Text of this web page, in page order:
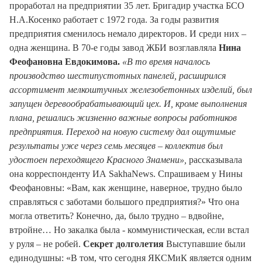
проработал на предприятии 35 лет. Бригадир участка БСО
Н.А.Косенко работает с 1972 года. За годы развития
предприятия сменилось немало директоров. И среди них –
одна женщина. В 70-е годы завод ЖБИ возглавляла Нина
Феофановна Евдокимова. «В то время началось
производство шестипустотных панелей, расширился
ассортимент мелкоштучных железобетонных изделий, был
запущен деревообрабатывающий цех. И, кроме выполнения
плана, решались жизненно важные вопросы работников
предприятия. Переход на новую систему дал ощутимые
результаты уже через семь месяцев – коллектив был
удостоен переходящего Красного Знамени», рассказывала
она корреспонденту ИА SakhaNews. Спрашиваем у Нины
Феофановны: «Вам, как женщине, наверное, трудно было
справляться с заботами большого предприятия?» Что она
могла ответить? Конечно, да, было трудно – вдвойне,
втройне… Но закалка была - коммунистическая, если встал
у руля – не робей. Секрет долголетия Выступавшие были
единодушны: «В том, что сегодня ЯКСМиК является одним